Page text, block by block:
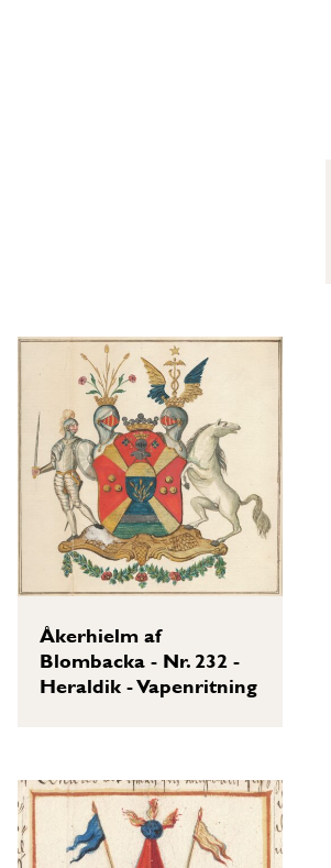
Åkerhielm af
Blombacka - Nr. 232 -
Heraldik - Vapenritning